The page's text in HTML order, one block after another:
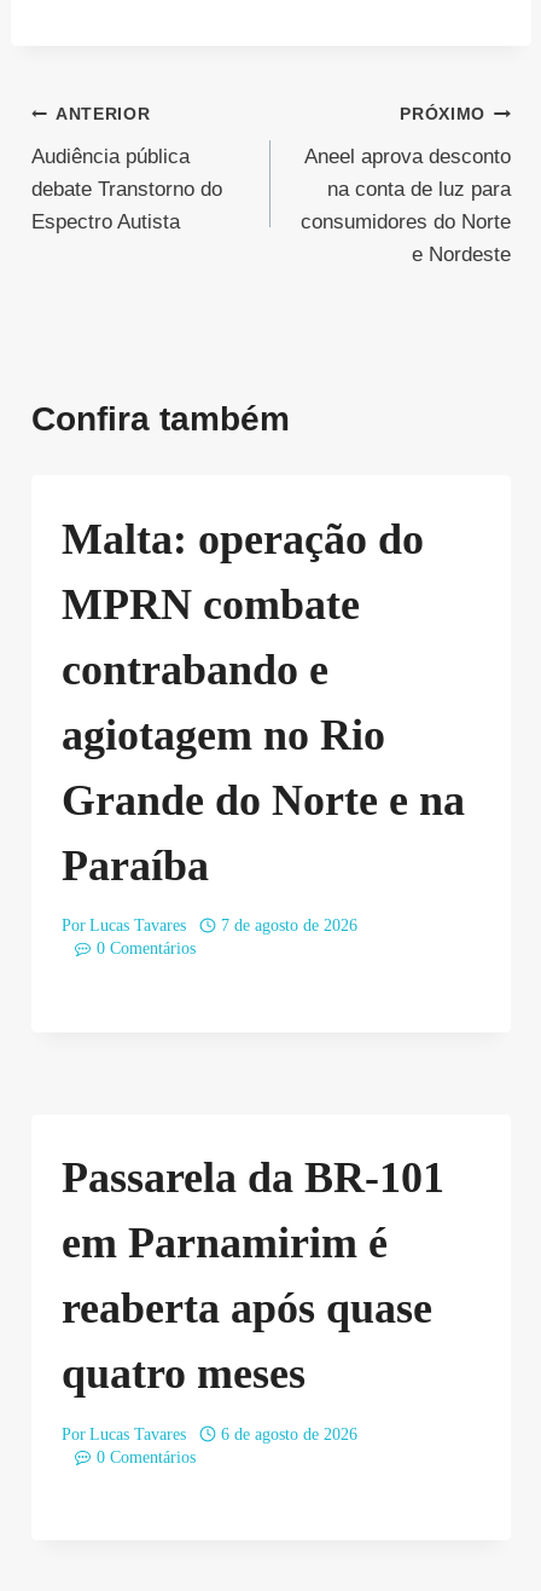
Navegação
de
Post
ANTERIOR
Audiência pública
debate Transtorno do
Espectro Autista
PRÓXIMO
Aneel aprova desconto
na conta de luz para
consumidores do Norte
e Nordeste
Confira também
Malta: operação do
MPRN combate
contrabando e
agiotagem no Rio
Grande do Norte e na
Paraíba
Por Lucas Tavares
7 de agosto de 2026
0 Comentários
Passarela da BR-101
em Parnamirim é
reaberta após quase
quatro meses
Por Lucas Tavares
6 de agosto de 2026
0 Comentários